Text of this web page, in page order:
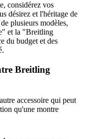
considérez vos
désirez et l'héritage de
plusieurs modèles,
et la "Breitling
du budget et des
Breitling
accessoire qui peut
qu'une montre